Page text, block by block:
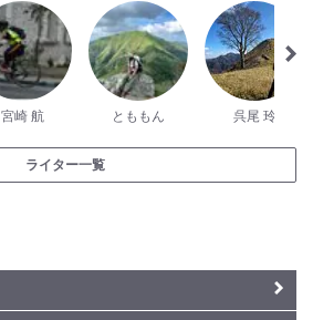
宮崎 航 とももん 呉尾 玲
ライター一覧